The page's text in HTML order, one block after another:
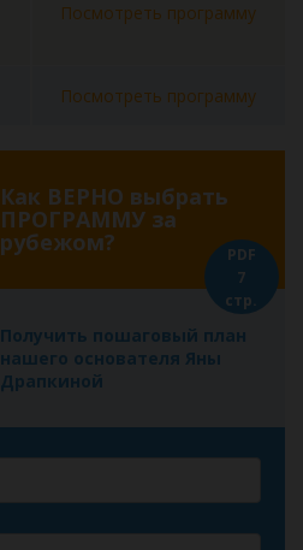
Посмотреть программу
Посмотреть программу
Как ВЕРНО выбрать
ПРОГРАММУ за
рубежом?
Получить пошаговый план
нашего основателя Яны
Драпкиной
PDF
7
стр.